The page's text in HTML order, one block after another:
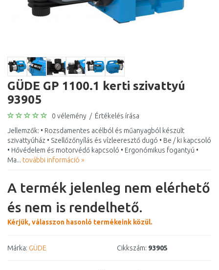
GÜDE GP 1100.1 kerti szivattyú
93905
0 vélemény / Értékelés írása
Jellemzők: • Rozsdamentes acélból és műanyagból készült
szivattyúház • Szellőzőnyílás és vízleeresztő dugó • Be / ki kapcsoló
• Hővédelem és motorvédő kapcsoló • Ergonómikus fogantyú •
Ma... további információ »
A termék jelenleg nem elérhető
és nem is rendelhető.
Kérjük, válasszon hasonló termékeink közül.
Márka: GÜDE Cikkszám: 93905